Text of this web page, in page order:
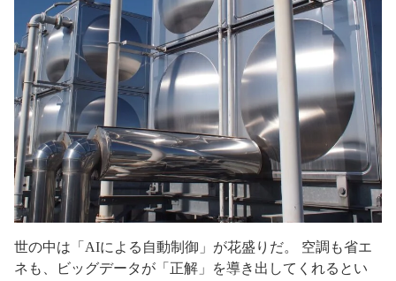
世の中は「AIによる自動制御」が花盛りだ。 空調も省エ
ネも、ビッグデータが「正解」を導き出してくれるとい